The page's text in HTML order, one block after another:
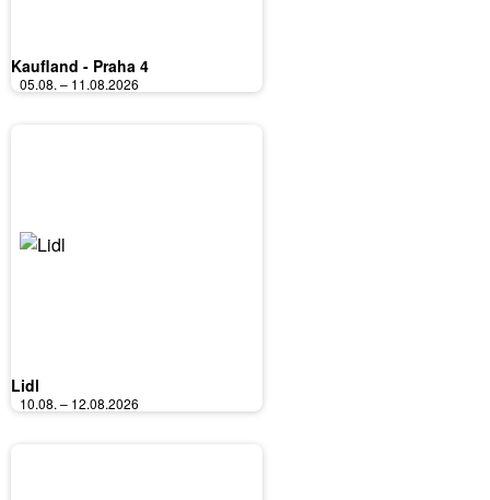
Kaufland - Praha 4
05.08. – 11.08.2026
Lidl
10.08. – 12.08.2026